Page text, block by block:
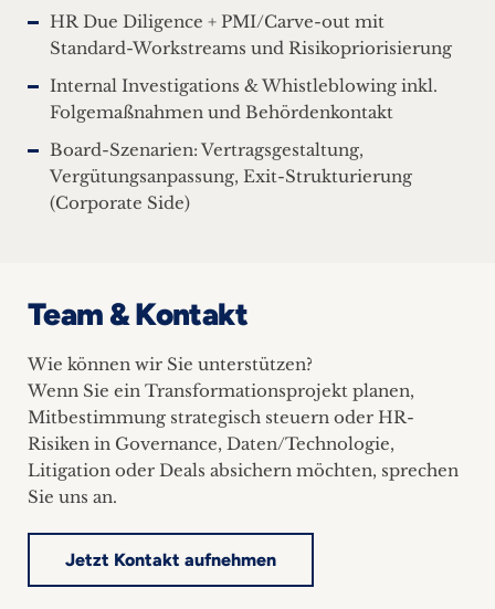
HR Due Diligence + PMI/Carve-out mit
Standard-Workstreams und Risikopriorisierung
Internal Investigations & Whistleblowing inkl.
Folgemaßnahmen und Behördenkontakt
Board-Szenarien: Vertragsgestaltung,
Vergütungsanpassung, Exit-Strukturierung
(Corporate Side)
Team & Kontakt
Wie können wir Sie unterstützen?
Wenn Sie ein Transformationsprojekt planen,
Mitbestimmung strategisch steuern oder HR-
Risiken in Governance, Daten/Technologie,
Litigation oder Deals absichern möchten, sprechen
Sie uns an.
Jetzt Kontakt aufnehmen